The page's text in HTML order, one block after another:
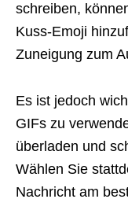
schreiben,
Kuss-Emoji
Zuneigung zum
Es ist jedoch
GIFs zu
überladen und
Wählen Sie
Nachricht am